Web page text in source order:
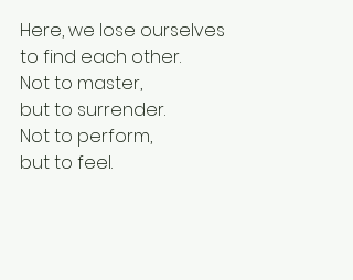
Here, we lose ourselves
to find each other.
Not to master,
but to surrender.
Not to perform,
but to feel.